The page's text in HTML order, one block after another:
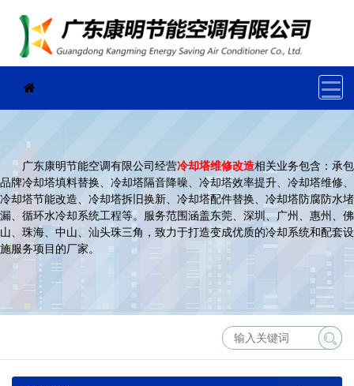
广东康明节能空调有限公司经营冷却塔维修改造相关业务包含：承包
品牌冷却塔填料替换、冷却塔隔音降噪、冷却塔效率提升、冷却塔维修、
冷却塔节能改造、冷却塔拆旧换新、冷却塔配件替换、冷却塔防腐防水堵
漏、循环水冷却系统工程等。服务范围涵盖东莞、深圳、广州、惠州、佛
山、珠海、中山、汕头珠三角，致力于打造变成优质的冷却系统和配套设
施服务项目的厂家。